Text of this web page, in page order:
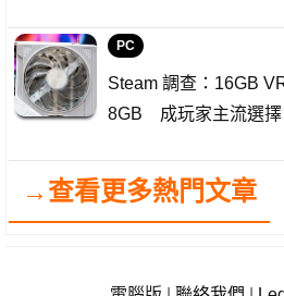
PC
Steam 調查：16GB
8GB 成玩家主流選擇
→查看更多熱門文章